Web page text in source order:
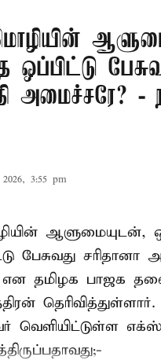
அமைச்சரே? -
3:55 pm
ஆளுமையுடன்,
பேசுவது சரிதானா
என தமிழக பாஜக
வெளியிட்டுள்ள